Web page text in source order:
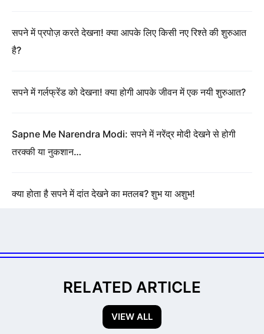
सपने में प्रपोज़ करते देखना! क्या आपके लिए किसी नए रिश्ते की शुरुआत
है?
सपने में गर्लफ्रेंड को देखना! क्या होगी आपके जीवन में एक नयी शुरुआत?
Sapne Me Narendra Modi: सपने में नरेंद्र मोदी देखने से होगी
तरक्की या नुकशान…
क्या होता है सपने में दांत देखने का मतलब? शुभ या अशुभ!
RELATED ARTICLE
VIEW ALL